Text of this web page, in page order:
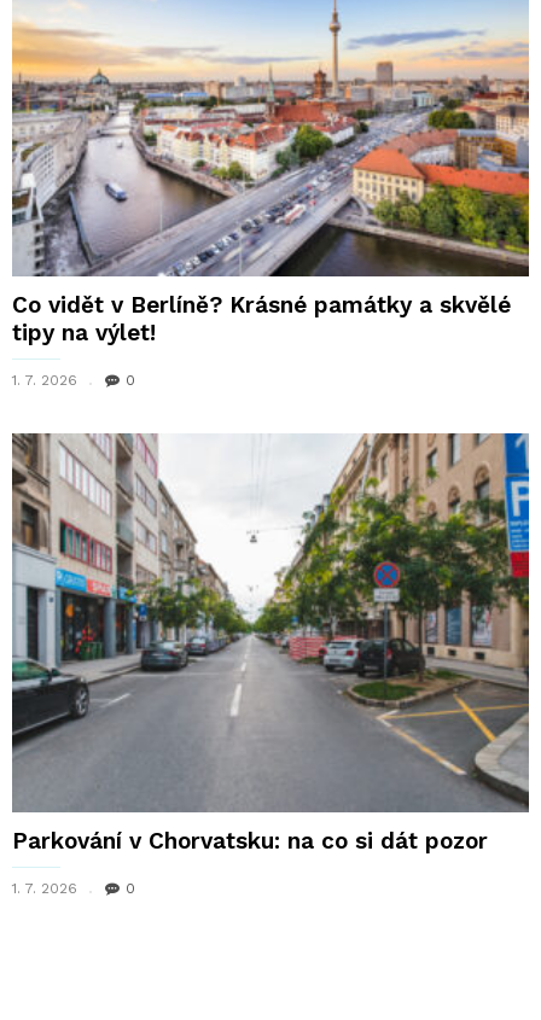
Co vidět v Berlíně? Krásné památky a skvělé
tipy na výlet!
1. 7. 2026 0
Parkování v Chorvatsku: na co si dát pozor
1. 7. 2026 0